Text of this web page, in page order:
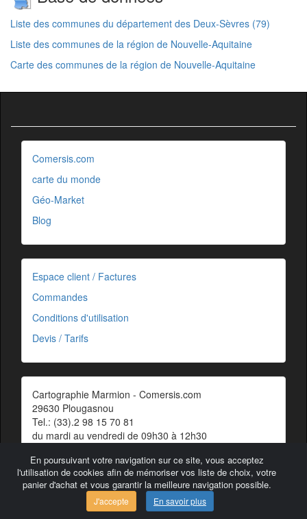
Liste des communes du département des Deux-Sèvres (79)
Liste des communes de la région de Nouvelle-Aquitaine
Carte des communes de la région de Nouvelle-Aquitaine
En poursuivant votre navigation sur ce site, vous acceptez
l'utilisation de cookies afin de mémoriser vos liste de choix, votre
panier d'achat et vous garantir la meilleure navigation possible.
J'accepte En savoir plus
Comersis.com
carte du monde
Géo-Market
Blog
Espace client / Factures
Commandes
Conditions d'utilisation
Devis / Tarifs
Cartographie Marmion - Comersis.com
29630 Plougasnou
Tel.: (33).2 98 15 70 81
du mardi au vendredi de 09h30 à 12h30
Contact